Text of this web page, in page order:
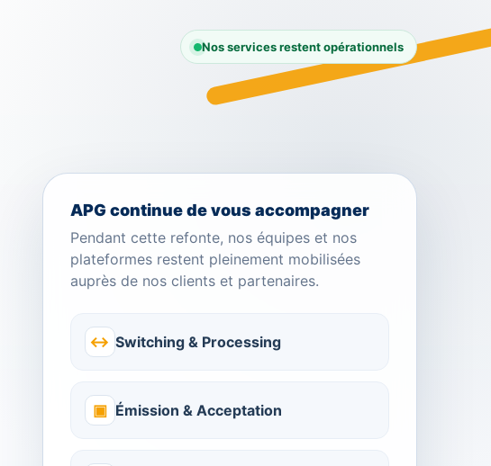
Nos services restent opérationnels
APG continue de vous accompagner
Pendant cette refonte, nos équipes et nos
plateformes restent pleinement mobilisées
auprès de nos clients et partenaires.
↔ Switching & Processing
▣ Émission & Acceptation